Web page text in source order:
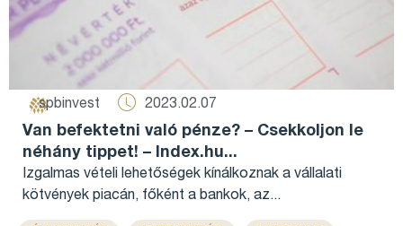
spbinvest 2023.02.07
Van befektetni való pénze? – Csekkoljon le
néhány tippet! – Index.hu...
Izgalmas vételi lehetőségek kínálkoznak a vállalati
kötvények piacán, főként a bankok, az...